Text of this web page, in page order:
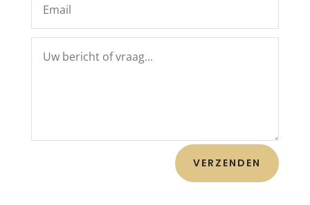
VERZENDEN